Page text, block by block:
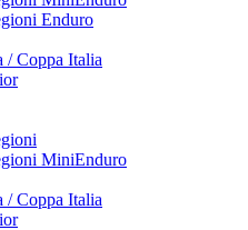
Enduro
/ Coppa Italia
MiniEnduro
/ Coppa Italia